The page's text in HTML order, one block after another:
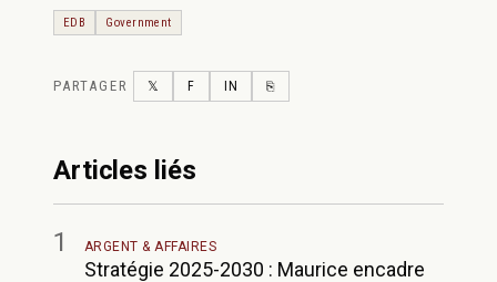
EDB Government
PARTAGER 𝕏 TWITTER
F FACEBOOK
IN LINKEDIN
⎘COPY LINK
Articles liés
1 ARGENT & AFFAIRES
Stratégie 2025-2030 : Maurice encadre